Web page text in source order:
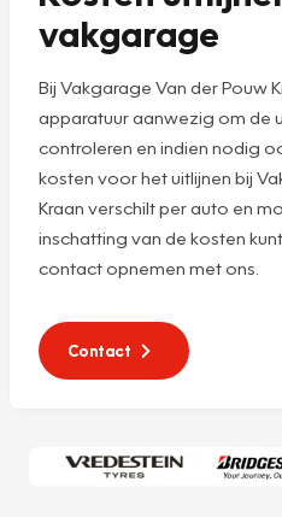
vakgarage
Bij Vakgarage Van der Pouw
apparatuur aanwezig om de
controleren en indien nodig
kosten voor het uitlijnen bij
Kraan verschilt per auto en
inschatting van de kosten
contact opnemen met ons.
Contact